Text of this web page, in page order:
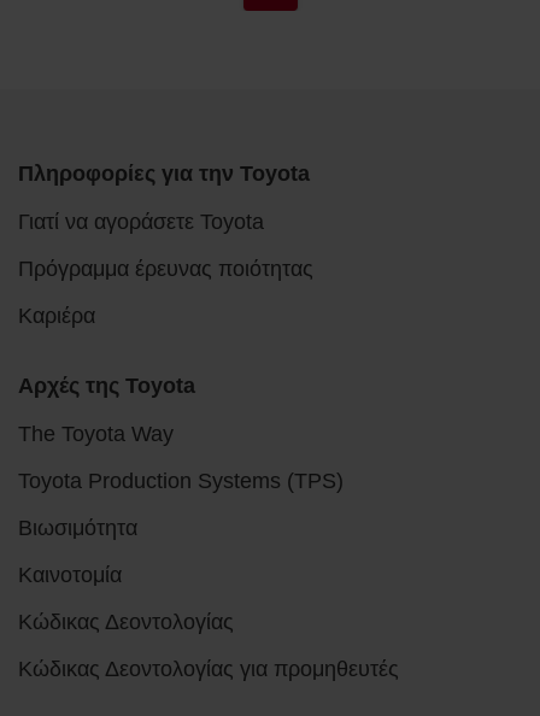
Πληροφορίες για την Toyota
Γιατί να αγοράσετε Toyota
Πρόγραμμα έρευνας ποιότητας
Καριέρα
Αρχές της Toyota
The Toyota Way
Toyota Production Systems (TPS)
Βιωσιμότητα
Καινοτομία
Κώδικας Δεοντολογίας
Κώδικας Δεοντολογίας για προμηθευτές